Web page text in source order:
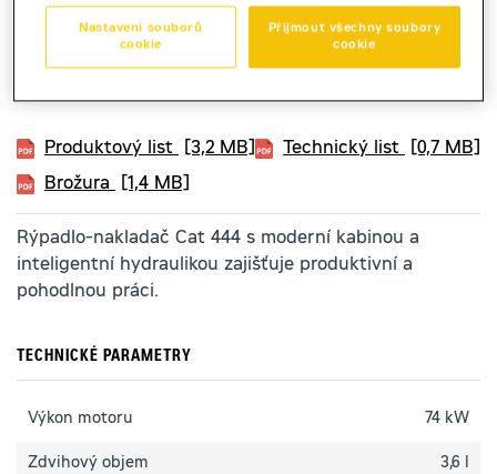
rýpadlo-nakladač
Produktový list [3,2 MB] Technický list
[0,7 MB]
Brožura
[1,4 MB]
Rýpadlo-nakladač Cat 444 s moderní kabinou a
inteligentní hydraulikou zajišťuje produktivní a
pohodlnou práci.
TECHNICKÉ PARAMETRY
Výkon motoru 74 kW
Zdvihový objem 3,6 l
Přijmout všechny soubory
cookie
Nastavení souborů
cookie